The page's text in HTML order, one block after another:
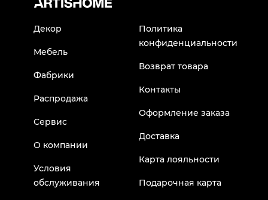
Декор
Мебель
Фабрики
Распродажа
Сервис
О компании
Условия
обслуживания
Политика
конфиденциальности
Возврат товара
Контакты
Оформление заказа
Доставка
Карта лояльности
Подарочная карта